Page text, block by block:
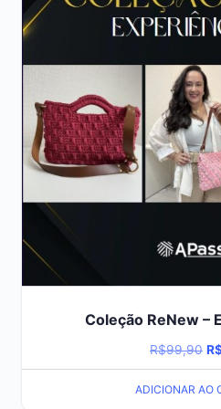
Coleção ReNew –
R$99,90 O
ADICIONAR AO